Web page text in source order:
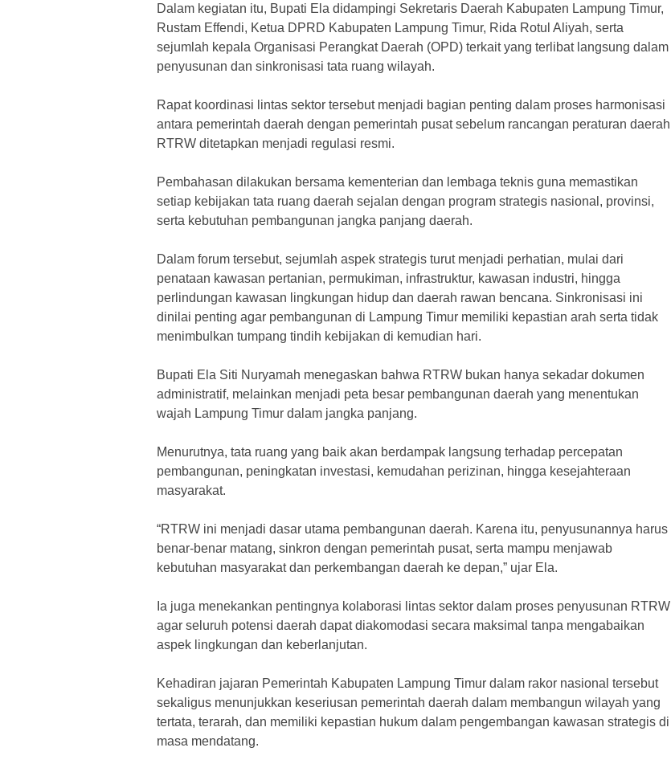
‎Dalam kegiatan itu, Bupati Ela didampingi Sekretaris Daerah Kabupaten Lampung Timur,
Rustam Effendi, Ketua DPRD Kabupaten Lampung Timur, Rida Rotul Aliyah, serta
sejumlah kepala Organisasi Perangkat Daerah (OPD) terkait yang terlibat langsung dalam
penyusunan dan sinkronisasi tata ruang wilayah.
‎Rapat koordinasi lintas sektor tersebut menjadi bagian penting dalam proses harmonisasi
antara pemerintah daerah dengan pemerintah pusat sebelum rancangan peraturan daerah
RTRW ditetapkan menjadi regulasi resmi.
Pembahasan dilakukan bersama kementerian dan lembaga teknis guna memastikan
setiap kebijakan tata ruang daerah sejalan dengan program strategis nasional, provinsi,
serta kebutuhan pembangunan jangka panjang daerah.
‎Dalam forum tersebut, sejumlah aspek strategis turut menjadi perhatian, mulai dari
penataan kawasan pertanian, permukiman, infrastruktur, kawasan industri, hingga
perlindungan kawasan lingkungan hidup dan daerah rawan bencana. Sinkronisasi ini
dinilai penting agar pembangunan di Lampung Timur memiliki kepastian arah serta tidak
menimbulkan tumpang tindih kebijakan di kemudian hari.
‎Bupati Ela Siti Nuryamah menegaskan bahwa RTRW bukan hanya sekadar dokumen
administratif, melainkan menjadi peta besar pembangunan daerah yang menentukan
wajah Lampung Timur dalam jangka panjang.
‎Menurutnya, tata ruang yang baik akan berdampak langsung terhadap percepatan
pembangunan, peningkatan investasi, kemudahan perizinan, hingga kesejahteraan
masyarakat.
‎“RTRW ini menjadi dasar utama pembangunan daerah. Karena itu, penyusunannya harus
benar-benar matang, sinkron dengan pemerintah pusat, serta mampu menjawab
kebutuhan masyarakat dan perkembangan daerah ke depan,” ujar Ela.
‎Ia juga menekankan pentingnya kolaborasi lintas sektor dalam proses penyusunan RTRW
agar seluruh potensi daerah dapat diakomodasi secara maksimal tanpa mengabaikan
aspek lingkungan dan keberlanjutan.
‎Kehadiran jajaran Pemerintah Kabupaten Lampung Timur dalam rakor nasional tersebut
sekaligus menunjukkan keseriusan pemerintah daerah dalam membangun wilayah yang
tertata, terarah, dan memiliki kepastian hukum dalam pengembangan kawasan strategis di
masa mendatang.